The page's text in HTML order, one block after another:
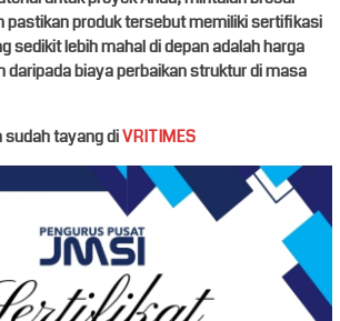
pastikan produk tersebut memiliki sertifikasi
sedikit lebih mahal di depan adalah harga
daripada biaya perbaikan struktur di masa
sudah tayang diVRITIMES